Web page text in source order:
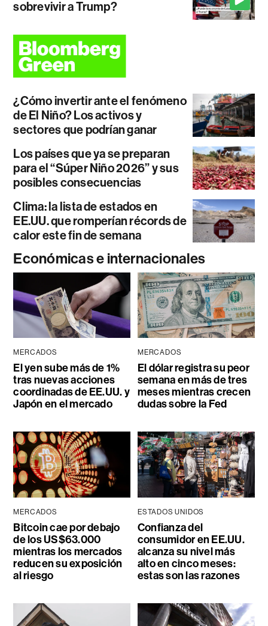
sobrevivir a Trump?
¿Cómo invertir ante el fenómeno
de El Niño? Los activos y
sectores que podrían ganar
Los países que ya se preparan
para el “Súper Niño 2026” y sus
posibles consecuencias
Clima: la lista de estados en
EE.UU. que romperían récords de
calor este fin de semana
Económicas e internacionales
MERCADOS
El yen sube más de 1%
tras nuevas acciones
coordinadas de EE.UU. y
Japón en el mercado
MERCADOS
El dólar registra su peor
semana en más de tres
meses mientras crecen
dudas sobre la Fed
MERCADOS
Bitcoin cae por debajo
de los US$63.000
mientras los mercados
reducen su exposición
al riesgo
ESTADOS UNIDOS
Confianza del
consumidor en EE.UU.
alcanza su nivel más
alto en cinco meses:
estas son las razones